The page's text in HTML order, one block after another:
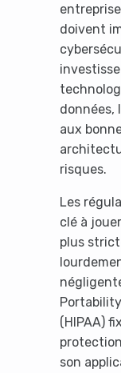
doivent
données,
aux
risques.
Les
clé à
plus
(HIPAA)
son